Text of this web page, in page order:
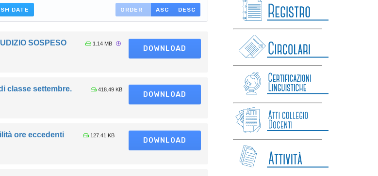
ORDER ASC DESC
DATE
DOWNLOAD
SOSPESO
1.14 MB
DOWNLOAD
classe settembre.
418.49 KB
DOWNLOAD
ore eccedenti
127.41 KB